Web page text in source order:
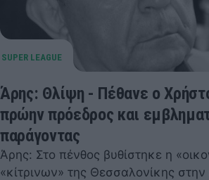
Άρης: Θλίψη - Πέθανε ο
πρώην πρόεδρος και
παράγοντας
Άρης: Στο πένθος βυθίστηκε η
«κίτρινων» της Θεσσαλονίκης στην